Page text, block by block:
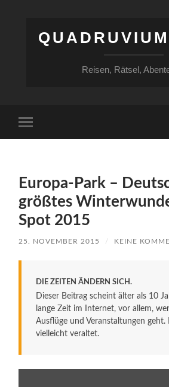
Reisen, Rätsel,
Menü
Europa-Park –
größtes
Spot 2015
25. NOVEMBER 2015 / KEINE
DIE ZEITEN ÄNDERN SICH.
Dieser Beitrag scheint älter als 10
lange Zeit im Internet, vor allem,
Ausflüge und Veranstaltungen
vielleicht veraltet.